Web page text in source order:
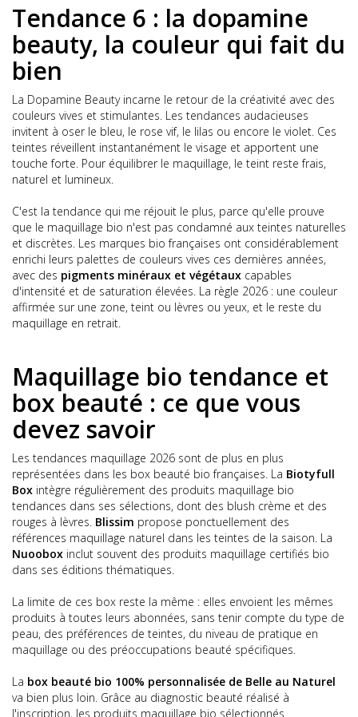
Tendance 6 : la dopamine
beauty, la couleur qui fait du
bien
La Dopamine Beauty incarne le retour de la créativité avec des
couleurs vives et stimulantes. Les tendances audacieuses
invitent à oser le bleu, le rose vif, le lilas ou encore le violet. Ces
teintes réveillent instantanément le visage et apportent une
touche forte. Pour équilibrer le maquillage, le teint reste frais,
naturel et lumineux.
C'est la tendance qui me réjouit le plus, parce qu'elle prouve
que le maquillage bio n'est pas condamné aux teintes naturelles
et discrètes. Les marques bio françaises ont considérablement
enrichi leurs palettes de couleurs vives ces dernières années,
avec des pigments minéraux et végétaux capables
d'intensité et de saturation élevées. La règle 2026 : une couleur
affirmée sur une zone, teint ou lèvres ou yeux, et le reste du
maquillage en retrait.
Maquillage bio tendance et
box beauté : ce que vous
devez savoir
Les tendances maquillage 2026 sont de plus en plus
représentées dans les box beauté bio françaises. La Biotyfull
Box intègre régulièrement des produits maquillage bio
tendances dans ses sélections, dont des blush crème et des
rouges à lèvres. Blissim propose ponctuellement des
références maquillage naturel dans les teintes de la saison. La
Nuoobox inclut souvent des produits maquillage certifiés bio
dans ses éditions thématiques.
La limite de ces box reste la même : elles envoient les mêmes
produits à toutes leurs abonnées, sans tenir compte du type de
peau, des préférences de teintes, du niveau de pratique en
maquillage ou des préoccupations beauté spécifiques.
La box beauté bio 100% personnalisée de Belle au Naturel
va bien plus loin. Grâce au diagnostic beauté réalisé à
l'inscription, les produits maquillage bio sélectionnés